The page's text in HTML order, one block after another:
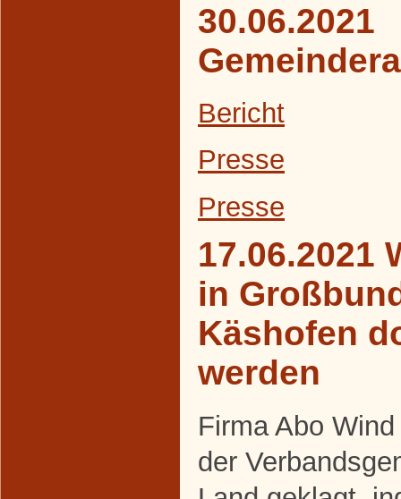
30.06.2021
Bericht
Presse
Presse
17.06.2021
in
Käshofen
werden
Firma Abo
der